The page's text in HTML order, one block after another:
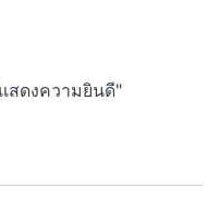
สดงความยินดี"